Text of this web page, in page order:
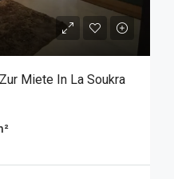
Miete In La Soukra